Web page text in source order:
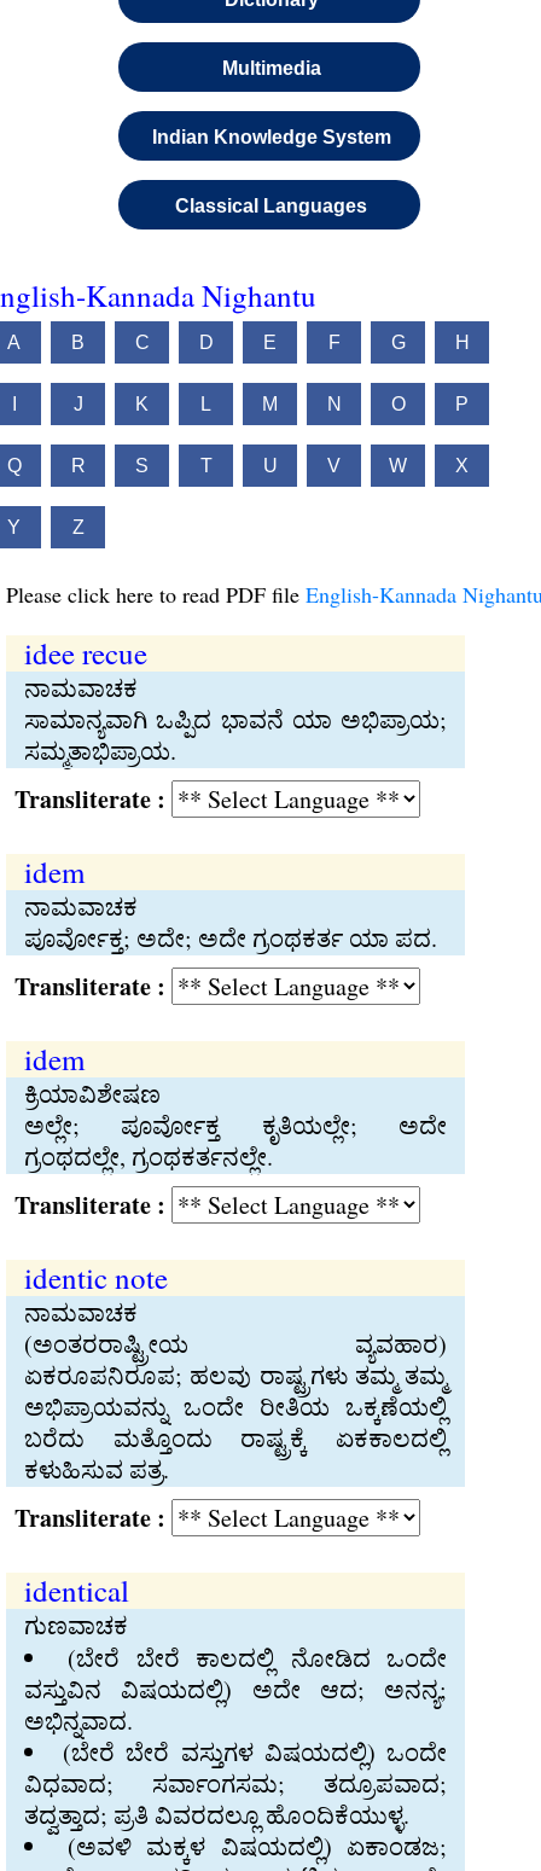
Multimedia
Indian Knowledge System
Classical Languages
Kannada Nighantu
A B C D E F G H
J K L M N O P
Q R S T U V W X
Y Z
Please click here to read PDF file English-Kannada
idee recue
ನಾಮವಾಚಕ
ಸಾಮಾನ್ಯವಾಗಿ ಒಪ್ಪಿದ ಭಾವನೆ ಯಾ ಅಭಿಪ್ರಾಯ;
ಸಮ್ಮತಾಭಿಪ್ರಾಯ.
:
idem
ನಾಮವಾಚಕ
ಪೂರ್ವೋಕ್ತ; ಅದೇ; ಅದೇ ಗ್ರಂಥಕರ್ತ ಯಾ ಪದ.
:
idem
ಕ್ರಿಯಾವಿಶೇಷಣ
ಅಲ್ಲೇ; ಪೂರ್ವೋಕ್ತ ಕೃತಿಯಲ್ಲೇ; ಅದೇ
ಗ್ರಂಥದಲ್ಲೇ, ಗ್ರಂಥಕರ್ತನಲ್ಲೇ.
:
identic note
ನಾಮವಾಚಕ
(ಅಂತರರಾಷ್ಟ್ರೀಯ ವ್ಯವಹಾರ)
ಏಕರೂಪನಿರೂಪ; ಹಲವು ರಾಷ್ಟ್ರಗಳು ತಮ್ಮ ತಮ್ಮ
ಅಭಿಪ್ರಾಯವನ್ನು ಒಂದೇ ರೀತಿಯ ಒಕ್ಕಣೆಯಲ್ಲಿ
ಬರೆದು ಮತ್ತೊಂದು ರಾಷ್ಟ್ರಕ್ಕೆ ಏಕಕಾಲದಲ್ಲಿ
ಕಳುಹಿಸುವ ಪತ್ರ.
:
identical
ಗುಣವಾಚಕ
(ಬೇರೆ ಬೇರೆ ಕಾಲದಲ್ಲಿ ನೋಡಿದ ಒಂದೇ
ವಸ್ತುವಿನ ವಿಷಯದಲ್ಲಿ) ಅದೇ ಆದ; ಅನನ್ಯ;
ಅಭಿನ್ನವಾದ.
(ಬೇರೆ ಬೇರೆ ವಸ್ತುಗಳ ವಿಷಯದಲ್ಲಿ) ಒಂದೇ
ವಿಧವಾದ; ಸರ್ವಾಂಗಸಮ; ತದ್ರೂಪವಾದ;
ತದ್ವತ್ತಾದ; ಪ್ರತಿ ವಿವರದಲ್ಲೂ ಹೊಂದಿಕೆಯುಳ್ಳ.
(ಅವಳಿ ಮಕ್ಕಳ ವಿಷಯದಲ್ಲಿ) ಏಕಾಂಡಜ;